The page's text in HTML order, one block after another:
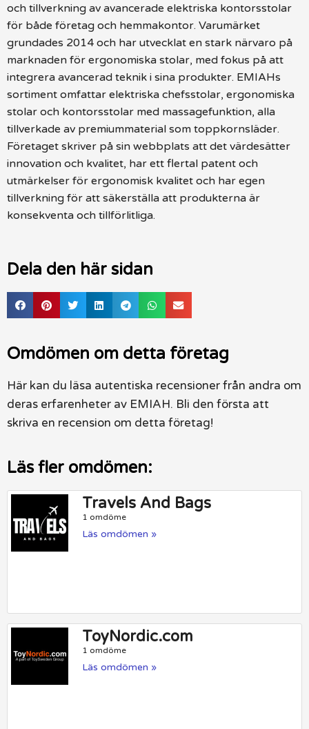
och tillverkning av avancerade elektriska kontorsstolar
för både företag och hemmakontor. Varumärket
grundades 2014 och har utvecklat en stark närvaro på
marknaden för ergonomiska stolar, med fokus på att
integrera avancerad teknik i sina produkter. EMIAHs
sortiment omfattar elektriska chefsstolar, ergonomiska
stolar och kontorsstolar med massagefunktion, alla
tillverkade av premiummaterial som toppkornsläder.
Företaget skriver på sin webbplats att det värdesätter
innovation och kvalitet, har ett flertal patent och
utmärkelser för ergonomisk kvalitet och har egen
tillverkning för att säkerställa att produkterna är
konsekventa och tillförlitliga.
Dela den här sidan
Omdömen om detta företag
Här kan du läsa autentiska recensioner från andra om
deras erfarenheter av EMIAH. Bli den första att
skriva en recension om detta företag!
Läs fler omdömen:
Travels And Bags
1 omdöme
Läs omdömen »
ToyNordic.com
1 omdöme
Läs omdömen »